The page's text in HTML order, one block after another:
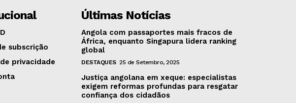
subscrição
privacidade
Últimas Notícias
Angola com passaportes mais fracos de
África, enquanto Singapura lidera ranking
global
DESTAQUES 25 de Setembro, 2025
Justiça angolana em xeque: especialistas
exigem reformas profundas para resgatar
confiança dos cidadãos